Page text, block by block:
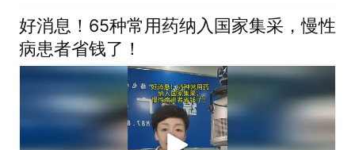
好消息！65种常用药纳入国家集采，慢性
病患者省钱了！